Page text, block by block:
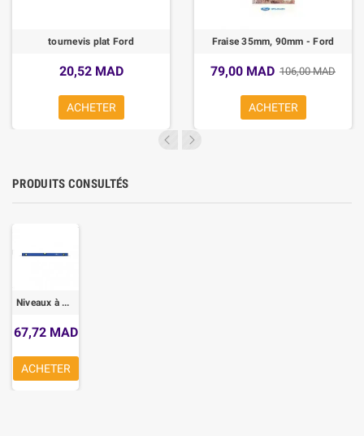
tournevis plat Ford
20,52 MAD
ACHETER
Fraise 35mm, 90mm - Ford
79,00 MAD 106,00 MAD
ACHETER
PRODUITS CONSULTÉS
Niveaux à bulle FORD
67,72 MAD
ACHETER